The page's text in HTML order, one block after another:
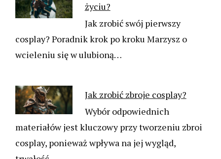
życiu?
Jak zrobić swój pierwszy
cosplay? Poradnik krok po kroku Marzysz o
wcieleniu się w ulubioną…
Jak zrobić zbroje cosplay?
Wybór odpowiednich
materiałów jest kluczowy przy tworzeniu zbroi
cosplay, ponieważ wpływa na jej wygląd,